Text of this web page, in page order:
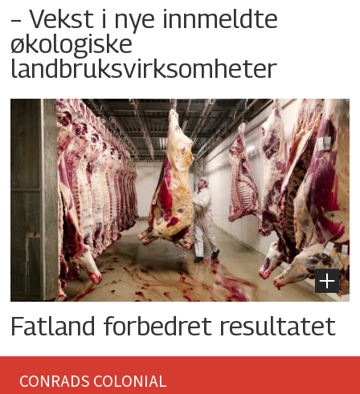
– Vekst i nye innmeldte
økologiske
landbruksvirksomheter
Fatland forbedret resultatet
CONRADS COLONIAL